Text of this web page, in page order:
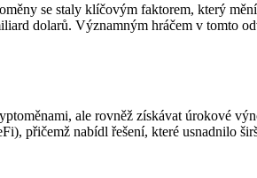
se staly klíčovým faktorem, který
dolarů. Významným hráčem v tomto
ale rovněž získávat úrokové
přičemž nabídl řešení, které usnadnilo